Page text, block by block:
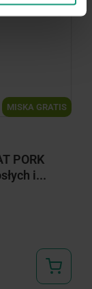
MISKA GRATIS
PORK
i...